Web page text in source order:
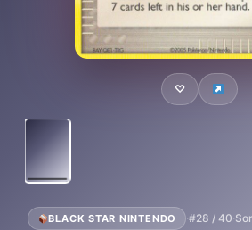
♡
BLACK STAR NINTENDO ·#28 / 40·